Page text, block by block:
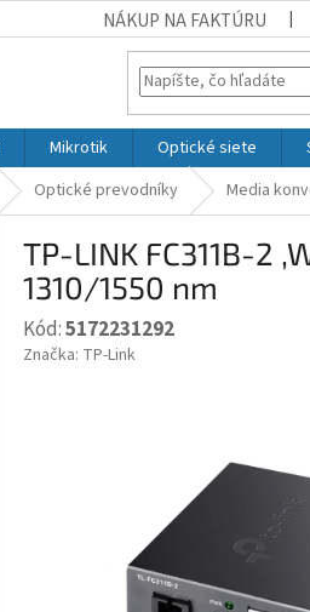
NÁKUP NA FAKTÚRU
Mikrotik Optické siete
Optické prevodníky Media
TP-LINK FC311B-2
1310/1550 nm
Kód:5172231292
Značka: TP-Link